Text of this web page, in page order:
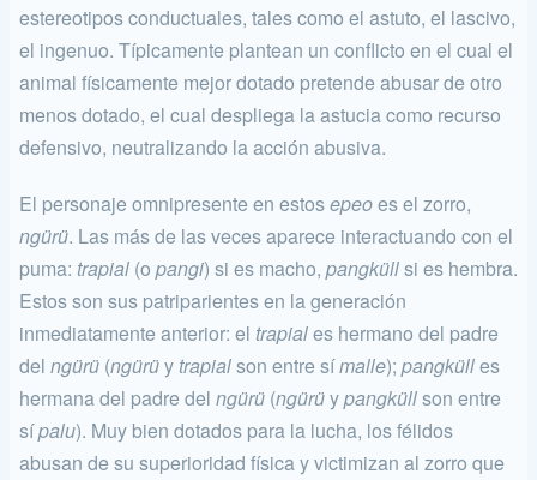
estereotipos conductuales, tales como el astuto, el lascivo,
el ingenuo. Típicamente plantean un conflicto en el cual el
animal físicamente mejor dotado pretende abusar de otro
menos dotado, el cual despliega la astucia como recurso
defensivo, neutralizando la acción abusiva.
El personaje omnipresente en estosepeoes el zorro,
ngürü. Las más de las veces aparece interactuando con el
puma: trapial (o pangi) si es macho, pangküllsi es hembra.
Estos son sus patriparientes en la gene­ración
inmediatamente anterior: el trapiales hermano del padre
del ngürü (ngürüy trapialson entre símalle); pangkülles
hermana del padre del ngürü (ngürüypangküllson entre
sípalu). Muy bien dotados para la lucha, los félidos
abusan de su superioridad física y victimizan al zorro que